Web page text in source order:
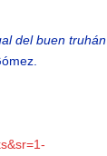
del buen truhán